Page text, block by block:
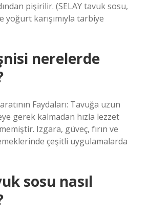
pişirilir. (SELAY tavuk sosu,
yoğurt karışımıyla tarbiye
nerelerde
Faydaları: Tavuğa uzun
gerek kalmadan hızla lezzet
Izgara, güveç, fırın ve
çeşitli uygulamalarda
sosu nasıl